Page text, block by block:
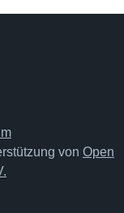
von Open